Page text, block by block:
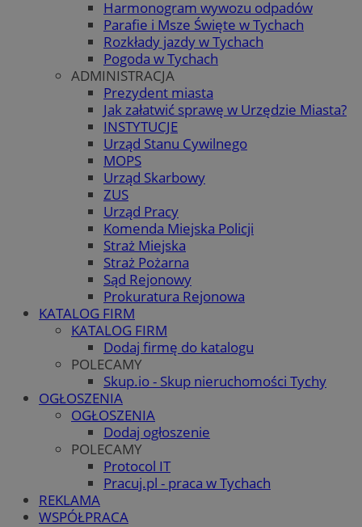
Harmonogram wywozu odpadów
Parafie i Msze Święte w Tychach
Rozkłady jazdy w Tychach
Pogoda w Tychach
ADMINISTRACJA
Prezydent miasta
Jak załatwić sprawę w Urzędzie Miasta?
INSTYTUCJE
Urząd Stanu Cywilnego
MOPS
Urząd Skarbowy
ZUS
Urząd Pracy
Komenda Miejska Policji
Straż Miejska
Straż Pożarna
Sąd Rejonowy
Prokuratura Rejonowa
KATALOG FIRM
KATALOG FIRM
Dodaj firmę do katalogu
POLECAMY
Skup.io - Skup nieruchomości Tychy
OGŁOSZENIA
OGŁOSZENIA
Dodaj ogłoszenie
POLECAMY
Protocol IT
Pracuj.pl - praca w Tychach
REKLAMA
WSPÓŁPRACA